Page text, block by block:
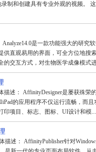
录制和创建具有专业外观的视频。
Analyze14.0是一款功能强大的研究
供直观易用的界面，可全方位地搜
的交互方式，对生物医学成像模式
描述： AffinityDesigner是屡获殊
iPad的应用程序不仅运行流畅，而
印项目、标志、图标、UI设计和模...
描述： AffinityPublisher针对